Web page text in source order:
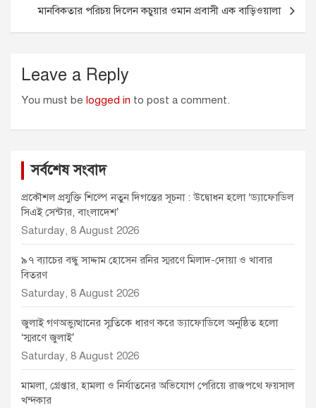
k
e
p
মানবিকতার পরিচয় দিলেন কচুয়ার ওমান প্রবাসী এক বাড়িওয়ালা
Leave a Reply
You must be logged in to post a comment.
সর্বশেষ সংবাদ
প্রকৌশল প্রযুক্তি শিল্পে নতুন দিগন্তের সূচনা : উদ্বোধন হলো ‘ড্যাফোডিল
সিএই সেন্টার, বাংলাদেশ’
Saturday, 8 August 2026
৯৭ ব্যাচের বন্ধু সাদ্দাম হোসেন রনির স্মরণে মিলাদ-দোয়া ও খাবার
বিতরণ
Saturday, 8 August 2026
জুলাই গণঅভ্যুত্থানের স্মৃতিকে ধারণ করে ড্যাফোডিলে অনুষ্ঠিত হলো
‘স্মরণে জুলাই’
Saturday, 8 August 2026
মামলা, গ্রেপ্তার, হামলা ও নির্যাতনের অভিযোগ পেরিয়ে রাজপথে ফয়সাল
খন্দকার